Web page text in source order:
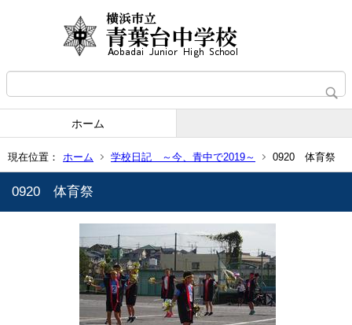
ホーム
現在位置： ホーム 学校日記 ～今、青中で2019～ 0920 体育祭
0920 体育祭